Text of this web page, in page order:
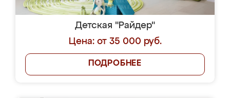
Детская "Райдер"
Цена: от 35 000 руб.
ПОДРОБНЕЕ